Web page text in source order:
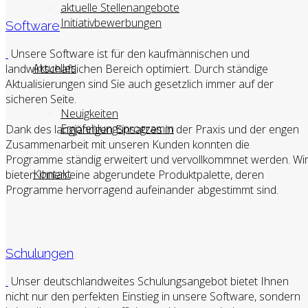
aktuelle Stellenangebote
Initiativbewerbungen
Aktuelles
Neuigkeiten
Empfehlungsprogramm
Kontakt
Software
Unsere Software ist für den kaufmännischen und
landwirtschaftlichen Bereich optimiert. Durch ständige
Aktualisierungen sind Sie auch gesetzlich immer auf der
sicheren Seite.
Dank des langjährigen Einsatzes in der Praxis und der engen
Zusammenarbeit mit unseren Kunden konnten die
Programme ständig erweitert und vervollkommnet werden. Wir
bieten Ihnen eine abgerundete Produktpalette, deren
Programme hervorragend aufeinander abgestimmt sind.
Schulungen
Unser deutschlandweites Schulungsangebot bietet Ihnen
nicht nur den perfekten Einstieg in unsere Software, sondern